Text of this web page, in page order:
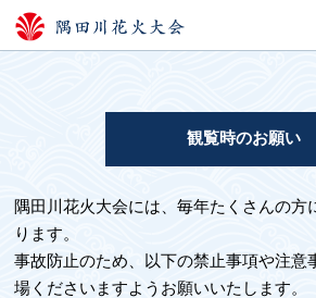
観覧時のお願い
隅田川花火大会には、毎年たくさんの方
ります。
事故防止のため、以下の禁止事項や注意
場くださいますようお願いいたします。